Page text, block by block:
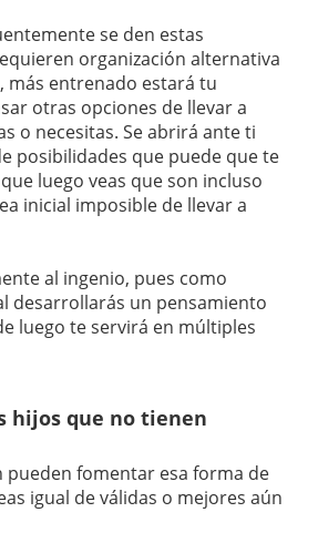
se den estas
organización alternativa
más entrenado estará tu
otras opciones de llevar a
o necesitas. Se abrirá ante ti
posibilidades que puede que te
luego veas que son incluso
inicial imposible de llevar a
al ingenio, pues como
desarrollarás un pensamiento
luego te servirá en múltiples
hijos que no tienen
pueden fomentar esa forma de
igual de válidas o mejores aún